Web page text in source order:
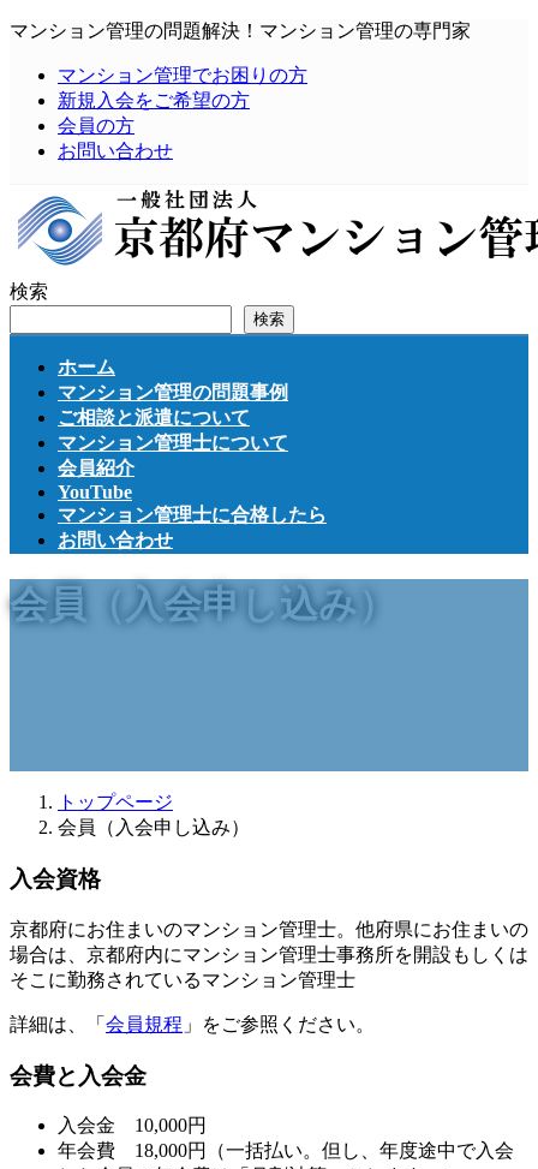
コ
ッ
プ
ナ
移
動
マンション管理の問題解決！マンション管理の専門家
マンション管理でお困りの方
新規入会をご希望の方
会員の方
お問い合わせ
検索
検索
ホーム
マンション管理の問題事例
ご相談と派遣について
マンション管理士について
会員紹介
YouTube
マンション管理士に合格したら
お問い合わせ
会員（入会申し込み）
トップページ
会員（入会申し込み）
入会資格
京都府にお住まいのマンション管理士。他府県にお住まいの
場合は、京都府内にマンション管理士事務所を開設もしくは
そこに勤務されているマンション管理士
詳細は、「 会員規程 」をご参照ください。
会費と入会金
入会金 10,000円
年会費 18,000円（一括払い。但し、年度途中で入会